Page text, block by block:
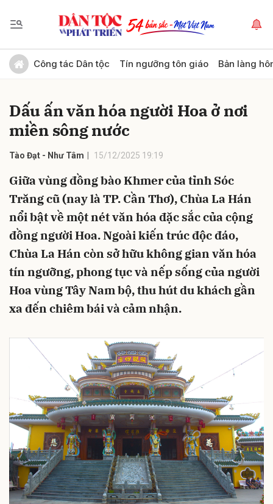
Công tác Dân tộc Tín ngưỡng tôn giáo Bản làng
Dấu ấn văn hóa người Hoa ở nơi
miền sông nước
Tào Đạt - Như Tâm 15/12/2025 19:19
Giữa vùng đồng bào Khmer của tỉnh Sóc
Trăng cũ (nay là TP. Cần Thơ), Chùa La Hán
nổi bật về một nét văn hóa đặc sắc của cộng
đồng người Hoa. Ngoài kiến trúc độc đáo,
Chùa La Hán còn sở hữu không gian văn hóa
tín ngưỡng, phong tục và nếp sống của người
Hoa vùng Tây Nam bộ, thu hút du khách gần
xa đến chiêm bái và cảm nhận.
Gửi bình luận
Hủy